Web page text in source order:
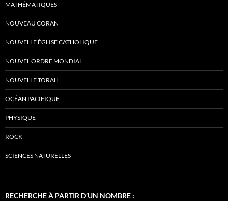
MATHÉMATIQUES
NOUVEAU CORAN
NOUVELLE ÉGLISE CATHOLIQUE
NOUVEL ORDRE MONDIAL
NOUVELLE TORAH
OCÉAN PACIFIQUE
PHYSIQUE
ROCK
SCIENCES NATURELLES
RECHERCHE À PARTIR D’UN NOMBRE :